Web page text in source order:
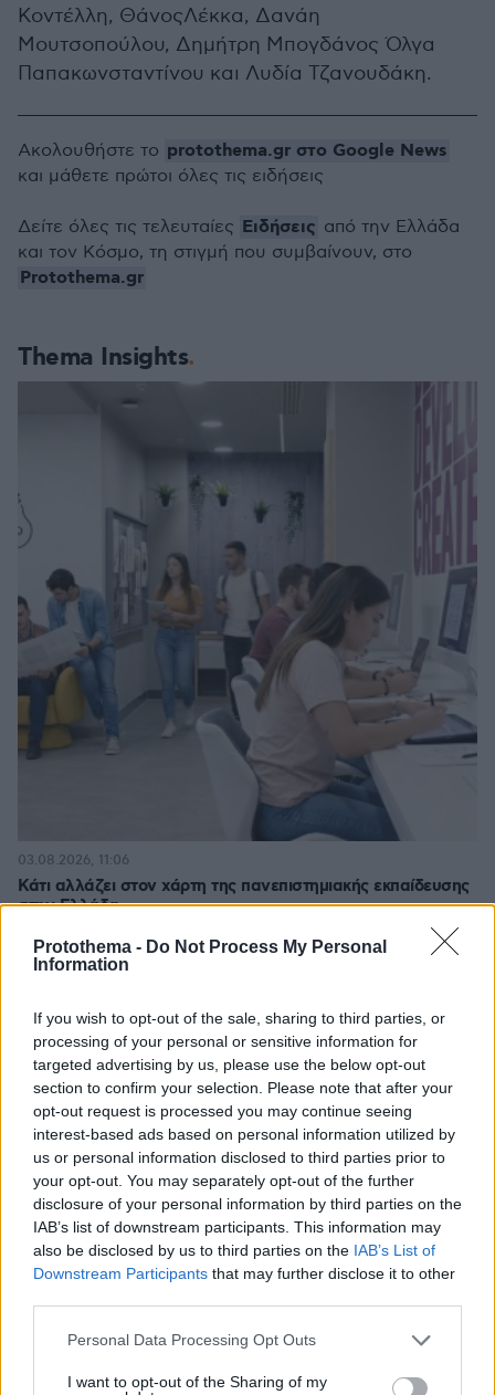
Protothema - Do Not Process My Personal
Information
If you wish to opt-out of the sale, sharing to third parties, or
processing of your personal or sensitive information for
targeted advertising by us, please use the below opt-out
section to confirm your selection. Please note that after your
opt-out request is processed you may continue seeing
interest-based ads based on personal information utilized by
us or personal information disclosed to third parties prior to
your opt-out. You may separately opt-out of the further
disclosure of your personal information by third parties on the
IAB’s list of downstream participants. This information may
also be disclosed by us to third parties on the IAB’s List of
Downstream Participants that may further disclose it to other
Please note that this website/app uses one or more Google
not limited to your visit or usage behaviour. You may click to
Personal Data Processing Opt Outs
I want to opt-out of the Sharing of my
Κοντέλλη, ΘάνοςΛέκκα, Δανάη
Μουτσοπούλου, Δημήτρη Μπογδάνος Όλγα
Παπακωνσταντίνου και Λυδία Τζανουδάκη.
Thema Insights
Κάτι αλλάζει στον χάρτη της πανεπιστημιακής εκπαίδευσης
στην Ελλάδα
03.08.2026, 11:06
30.07.2026, 15:25
Διασκεδάζουμε υπεύθυνα, επιστρέφουμε με ασφάλεια
29.07.2026, 09:39
Ακολουθήστε το protothema.gr στο Google News
και μάθετε πρώτοι όλες τις ειδήσεις
Δείτε όλες τις τελευταίες Ειδήσεις από την Ελλάδα
και τον Κόσμο, τη στιγμή που συμβαίνουν, στο
Protothema.gr
ΡΟΗ ΕΙΔΗΣΕΩΝ
Ειδήσεις Δημοφιλή Σχολιασμένα
πριν 11 λεπτά
Χωρίς ενεργό μέτωπο η φωτιά σε χαμηλή βλάστηση στη